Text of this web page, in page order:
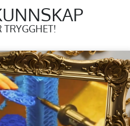
TRYGGHET!